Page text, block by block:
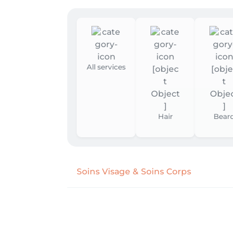
✨ Offres spéciales coiffure ✨
📅 Du 07 mai au 30 juin 2026
🧴 -10% de remise sur la réalisation
(Associé à un forfait Shampoing +
🎨 -10% de remise sur un service
(Pour tout nouveau service
All services
Hair
Soins Visage & Soins Corps